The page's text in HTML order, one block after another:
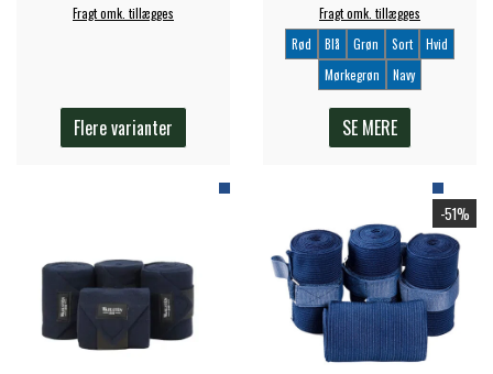
WALSH
Fragt omk. tillægges
Flere varianter
Fragt omk. tillægges
Rød
Blå Grøn Sort
Hvid
Mørkegrøn
Navy
SE MERE
-51%